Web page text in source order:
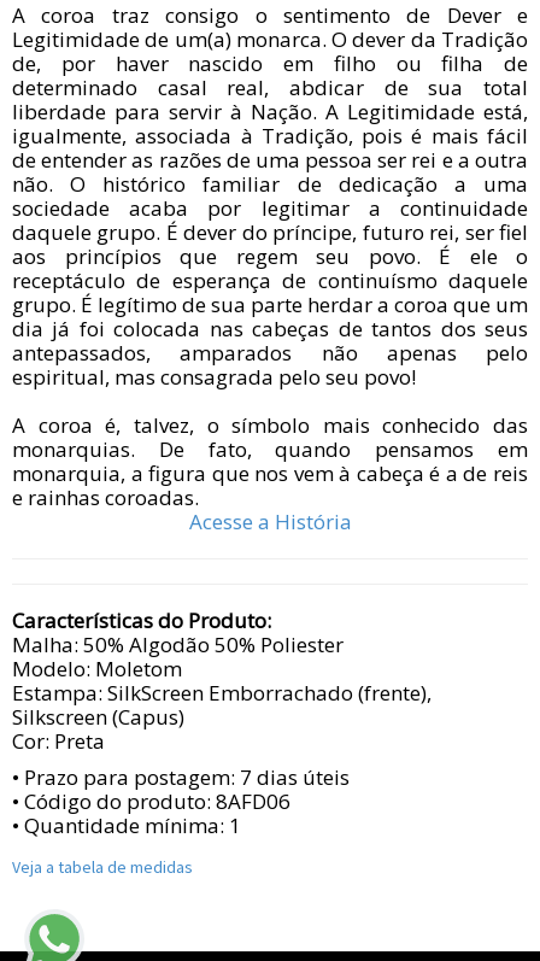
A coroa traz consigo o sentimento de Dever e
Legitimidade de um(a) monarca. O dever da Tradição
de, por haver nascido em filho ou filha de
determinado casal real, abdicar de sua total
liberdade para servir à Nação. A Legitimidade está,
igualmente, associada à Tradição, pois é mais fácil
de entender as razões de uma pessoa ser rei e a outra
não. O histórico familiar de dedicação a uma
sociedade acaba por legitimar a continuidade
daquele grupo. É dever do príncipe, futuro rei, ser fiel
aos princípios que regem seu povo. É ele o
receptáculo de esperança de continuísmo daquele
grupo. É legítimo de sua parte herdar a coroa que um
dia já foi colocada nas cabeças de tantos dos seus
antepassados, amparados não apenas pelo
espiritual, mas consagrada pelo seu povo!
A coroa é, talvez, o símbolo mais conhecido das
monarquias. De fato, quando pensamos em
monarquia, a figura que nos vem à cabeça é a de reis
e rainhas coroadas.
Acesse a História
Características do Produto:
Malha: 50% Algodão 50% Poliester
Modelo: Moletom
Estampa: SilkScreen Emborrachado (frente),
Silkscreen (Capus)
Cor: Preta
• Prazo para postagem: 7 dias úteis
• Código do produto: 8AFD06
• Quantidade mínima: 1
Veja a tabela de medidas